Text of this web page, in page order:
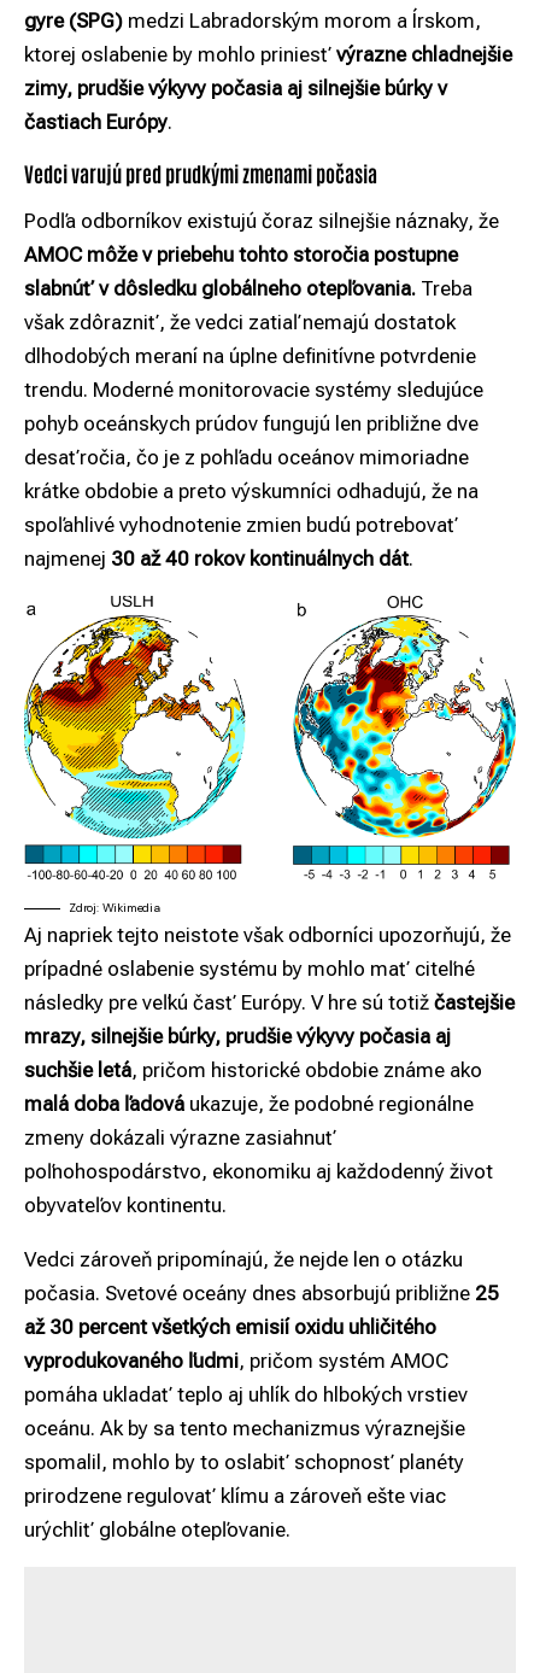
gyre (SPG) medzi Labradorským morom a Írskom,
ktorej oslabenie by mohlo priniesť výrazne chladnejšie
zimy, prudšie výkyvy počasia aj silnejšie búrky v
častiach Európy.
Vedci varujú pred prudkými zmenami počasia
Podľa odborníkov existujú čoraz silnejšie náznaky, že
AMOC môže v priebehu tohto storočia postupne
slabnúť v dôsledku globálneho otepľovania. Treba
však zdôrazniť, že vedci zatiaľ nemajú dostatok
dlhodobých meraní na úplne definitívne potvrdenie
trendu. Moderné monitorovacie systémy sledujúce
pohyb oceánskych prúdov fungujú len približne dve
desaťročia, čo je z pohľadu oceánov mimoriadne
krátke obdobie a preto výskumníci odhadujú, že na
spoľahlivé vyhodnotenie zmien budú potrebovať
najmenej 30 až 40 rokov kontinuálnych dát.
Zdroj: Wikimedia
Aj napriek tejto neistote však odborníci upozorňujú, že
prípadné oslabenie systému by mohlo mať citeľné
následky pre veľkú časť Európy. V hre sú totiž častejšie
mrazy, silnejšie búrky, prudšie výkyvy počasia aj
suchšie letá, pričom historické obdobie známe ako
malá doba ľadová ukazuje, že podobné regionálne
zmeny dokázali výrazne zasiahnuť
poľnohospodárstvo, ekonomiku aj každodenný život
obyvateľov kontinentu.
Vedci zároveň pripomínajú, že nejde len o otázku
počasia. Svetové oceány dnes absorbujú približne 25
až 30 percent všetkých emisií oxidu uhličitého
vyprodukovaného ľudmi, pričom systém AMOC
pomáha ukladať teplo aj uhlík do hlbokých vrstiev
oceánu. Ak by sa tento mechanizmus výraznejšie
spomalil, mohlo by to oslabiť schopnosť planéty
prirodzene regulovať klímu a zároveň ešte viac
urýchliť globálne otepľovanie.